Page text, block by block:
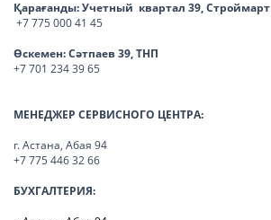
Қарағанды:Учетный квартал 39, Строймарт
+7 775 000 41 45
Өскемен:Сәтпаев 39, ТНП
+7 701 234 39 65
МЕНЕДЖЕР СЕРВИСНОГО ЦЕНТРА:
г. Астана, Абая 94
+7 775 446 32 66
БУХГАЛТЕРИЯ: